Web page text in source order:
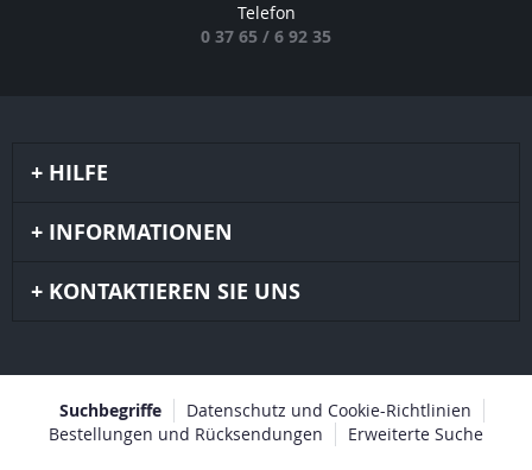
Telefon
0 37 65 / 6 92 35
HILFE
INFORMATIONEN
KONTAKTIEREN SIE UNS
Suchbegriffe
Datenschutz und Cookie-Richtlinien
Bestellungen und Rücksendungen
Erweiterte Suche